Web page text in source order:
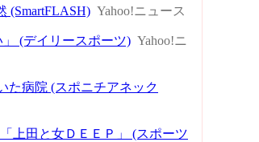
(SmartFLASH) Yahoo!ニュース
(デイリースポーツ) Yahoo!ニ
た病院 (スポニチアネック
上田と女ＤＥＥＰ」 (スポーツ